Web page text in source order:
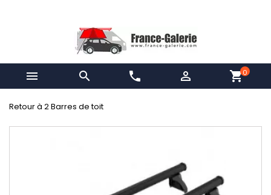
  phone  shopping_cart0
Retour à 2 Barres de toit